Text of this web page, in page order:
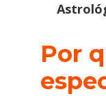
Por